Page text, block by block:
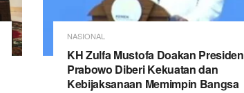
NASIONAL
KH Zulfa Mustofa Doakan Presiden
Prabowo Diberi Kekuatan dan
Kebijaksanaan Memimpin Bangsa